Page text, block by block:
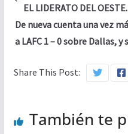
EL LIDERATO DEL OESTE.
De nueva cuenta una vez
a LAFC 1 – 0 sobre Dallas,
Share This Post:
También te